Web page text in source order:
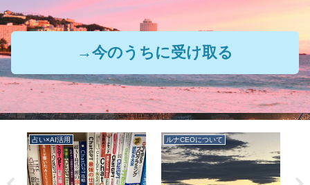
→今のうちに受け取る
占い×AI活用 ルナCEOについて